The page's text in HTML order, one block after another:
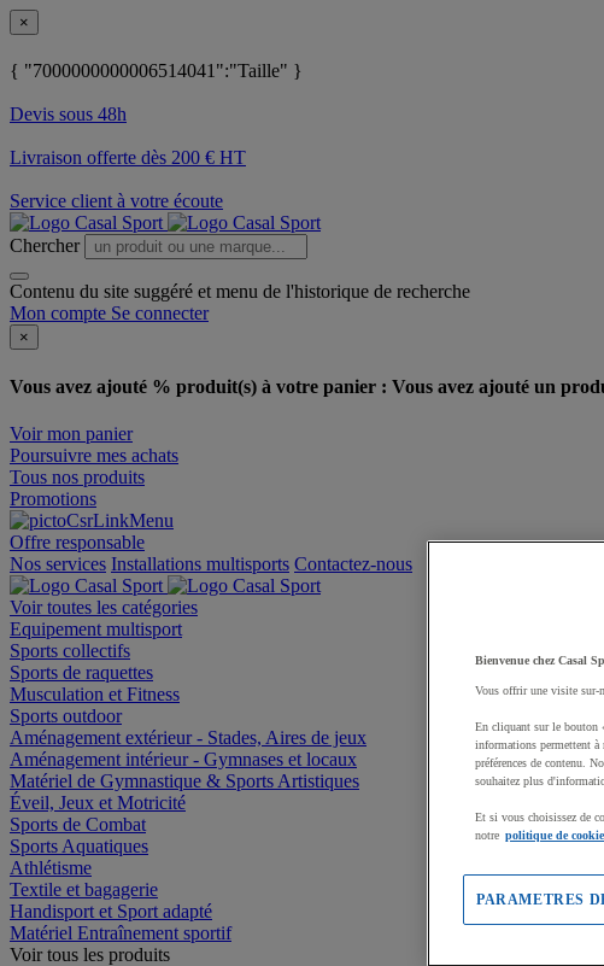
×
{ "7000000000006514041":"Taille" }
Devis sous 48h
Livraison offerte dès 200 € HT
Service client à votre écoute
Chercher
Contenu du site suggéré et menu de l'historique de recherche
Mon compte Se connecter
×
Vous avez ajouté % produit(s) à votre panier : Vous avez ajouté un
Voir mon panier
Poursuivre mes achats
Tous nos produits
Promotions
Offre responsable
Nos services Installations multisports Contactez-nous
Voir toutes les catégories
Equipement multisport
Sports collectifs
Sports de raquettes
Musculation et Fitness
Sports outdoor
Aménagement extérieur - Stades, Aires de jeux
Aménagement intérieur - Gymnases et locaux
Matériel de Gymnastique & Sports Artistiques
Éveil, Jeux et Motricité
Sports de Combat
Sports Aquatiques
Athlétisme
Textile et bagagerie
Handisport et Sport adapté
Matériel Entraînement sportif
Voir tous les produits
Bienvenue chez Casal
Vous offrir une visite sur-
En cliquant sur le bouton
informations permettent à
préférences de contenu.
souhaitez plus
Et si vous choisissez de
notre politique de
PARAMETRES